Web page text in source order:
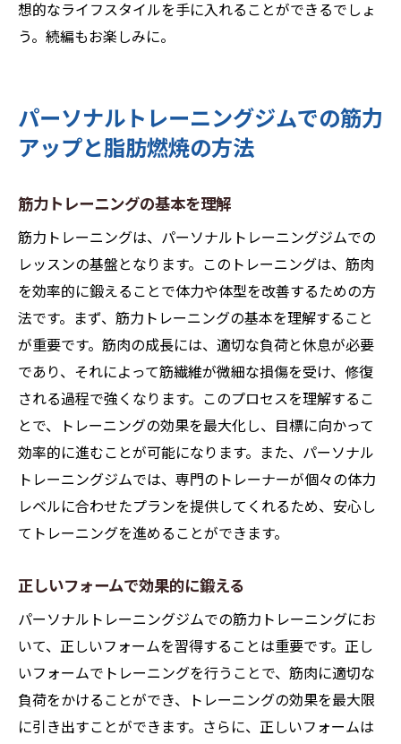
想的なライフスタイルを手に入れることができるでしょ
う。続編もお楽しみに。
パーソナルトレーニングジムでの筋力
アップと脂肪燃焼の方法
筋力トレーニングの基本を理解
筋力トレーニングは、パーソナルトレーニングジムでの
レッスンの基盤となります。このトレーニングは、筋肉
を効率的に鍛えることで体力や体型を改善するための方
法です。まず、筋力トレーニングの基本を理解すること
が重要です。筋肉の成長には、適切な負荷と休息が必要
であり、それによって筋繊維が微細な損傷を受け、修復
される過程で強くなります。このプロセスを理解するこ
とで、トレーニングの効果を最大化し、目標に向かって
効率的に進むことが可能になります。また、パーソナル
トレーニングジムでは、専門のトレーナーが個々の体力
レベルに合わせたプランを提供してくれるため、安心し
てトレーニングを進めることができます。
正しいフォームで効果的に鍛える
パーソナルトレーニングジムでの筋力トレーニングにお
いて、正しいフォームを習得することは重要です。正し
いフォームでトレーニングを行うことで、筋肉に適切な
負荷をかけることができ、トレーニングの効果を最大限
に引き出すことができます。さらに、正しいフォームは